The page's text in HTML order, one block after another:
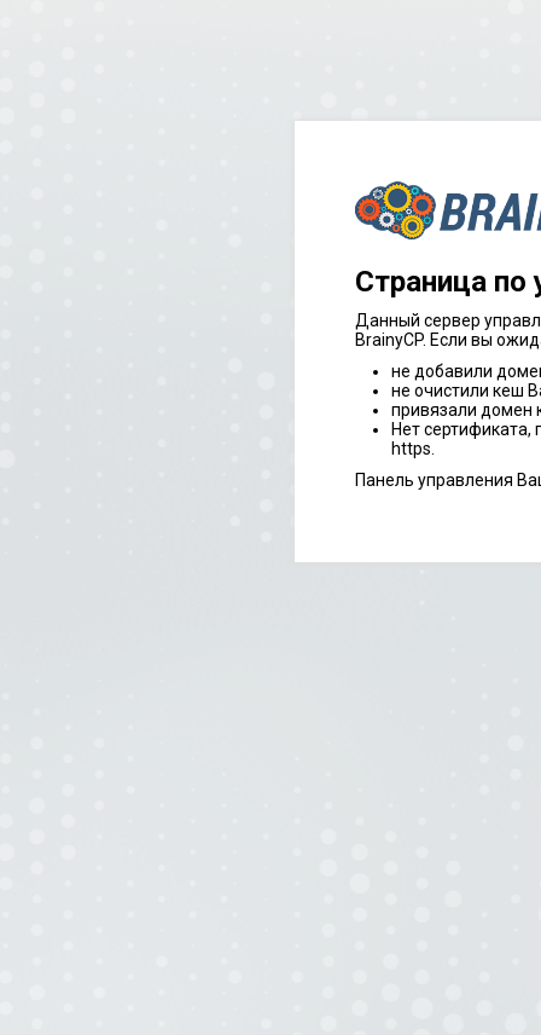
Страница
Данный сервер
BrainyCP. Если вы
не добавили
не очистили кеш
привязали домен
Нет сертификата,
https.
Панель управления